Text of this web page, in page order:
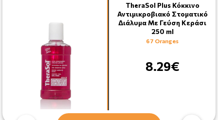
TheraSol Plus Κόκκινο
Αντιμικροβιακό Στοματικό
Διάλυμα Με Γεύση Κεράσι
250 ml
67 Oranges
8.29€